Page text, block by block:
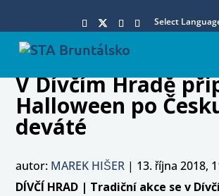
Select
V Dívčím Hradě
Halloween po
deváté
autor: MAREK HIŠER | 13. října 2018,
DÍVČÍ HRAD | Tradiční akce se v